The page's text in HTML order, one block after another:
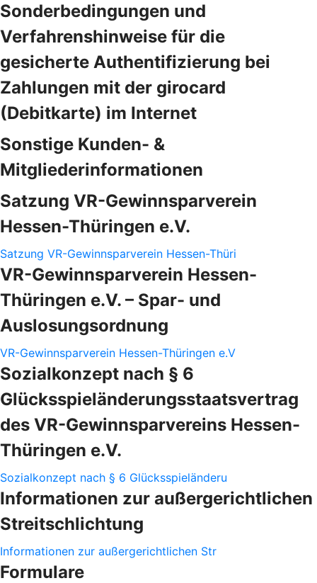
Sonderbedingungen und
Verfahrenshinweise für die
gesicherte Authentifizierung bei
Zahlungen mit der girocard
(Debitkarte) im Internet
Sonstige Kunden- &
Mitgliederinformationen
Satzung VR-Gewinnsparverein
Hessen-Thüringen e.V.
Satzung VR-Gewinnsparverein Hessen-Thüri
VR-Gewinnsparverein Hessen-
Thüringen e.V. – Spar- und
Auslosungsordnung
VR-Gewinnsparverein Hessen-Thüringen e.V
Sozialkonzept nach § 6
Glücksspieländerungsstaatsvertrag
des VR-Gewinnsparvereins Hessen-
Thüringen e.V.
Sozialkonzept nach § 6 Glücksspieländeru
Informationen zur außergerichtlichen
Streitschlichtung
Informationen zur außergerichtlichen Str
Formulare